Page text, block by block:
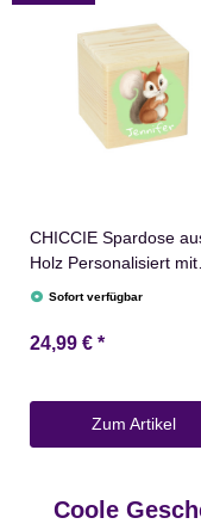
CHICCIE Spardose
Holz Personalisiert mit
Farbdruck für Kinder
Geburt Taufe
Sofort verfügbar
24,99 € *
Zum Artikel
Coole